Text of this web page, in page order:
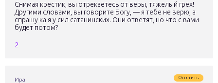
Снимая крестик, вы отрекаетесь от веры, тяжелый грех!
Другими словами, вы говорите Богу, — я тебе не верю, а
спрашу ка я у сил сатанинских. Они ответят, но что с вами
будет потом?
2
Ира Ответить